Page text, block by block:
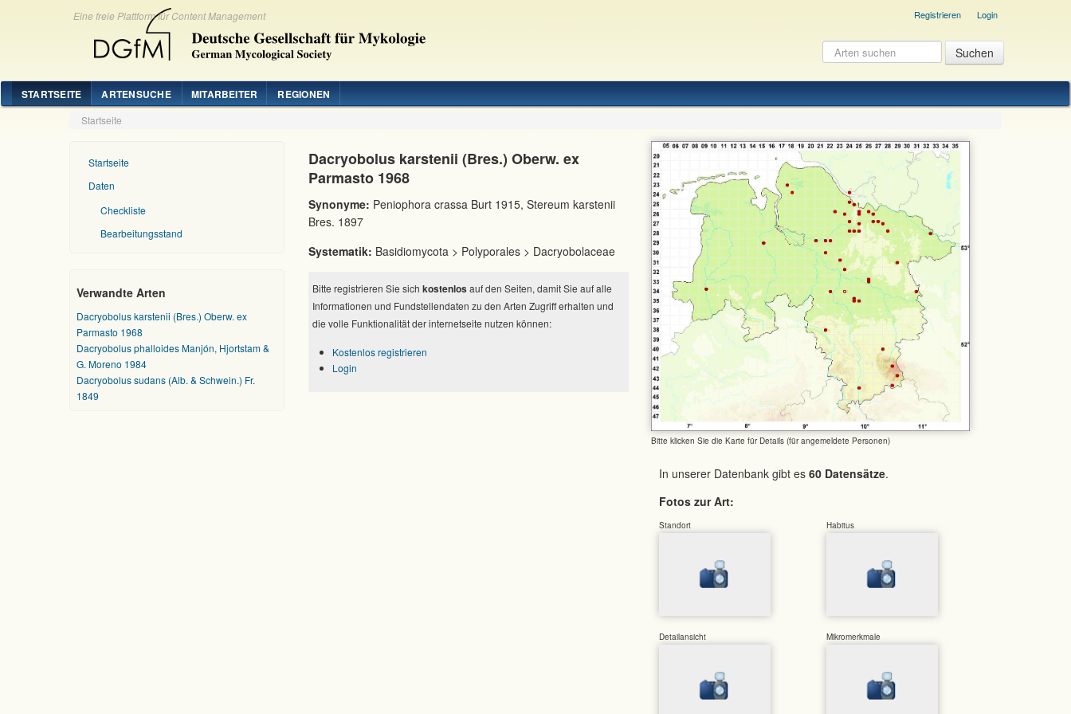
Eine freie Plattform für Content Management Registrieren Login
STARTSEITE ARTENSUCHE MITARBEITER REGIONEN
Startseite
Startseite
Daten
Checkliste
Bearbeitungsstand
Verwandte Arten
Dacryobolus karstenii (Bres.) Oberw. ex
Parmasto 1968
Dacryobolus phalloides Manjón, Hjortstam &
G. Moreno 1984
Dacryobolus sudans (Alb. & Schwein.) Fr.
1849
Bitte klicken Sie die Karte für Details (für angemeldete Personen)
In unserer Datenbank gibt es 60 Datensätze.
Fotos zur Art:
Standort Habitus
Detailansicht Mikromerkmale
Dacryobolus karstenii (Bres.) Oberw. ex
Parmasto 1968
Synonyme: Peniophora crassa Burt 1915, Stereum karstenii
Bres. 1897
Systematik: Basidiomycota > Polyporales > Dacryobolaceae
Bitte registrieren Sie sich kostenlos auf den Seiten, damit Sie auf alle
Informationen und Fundstellendaten zu den Arten Zugriff erhalten und
die volle Funktionalität der internetseite nutzen können:
Kostenlos registrieren
Login